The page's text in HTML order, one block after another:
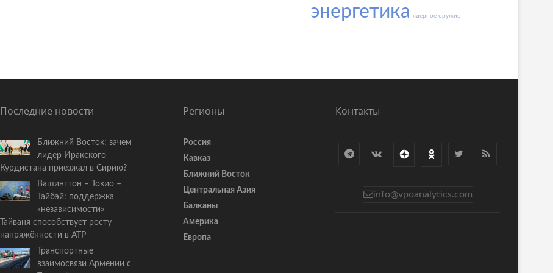
энергетика ядерное оружие
Последние новости
Ближний Восток: зачем
лидер Иракского
Курдистана приезжал в Сирию?
Вашингтон – Токио –
Тайбэй: поддержка
«независимости»
Тайваня способствует росту
напряжённости в АТР
Транспортные
взаимосвязи Армении с
Регионы
Россия
Кавказ
Ближний Восток
Центральная Азия
Балканы
Америка
Европа
Контакты
info@vpoanalytics.com